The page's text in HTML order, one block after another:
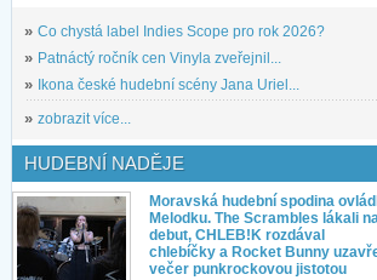
» Co chystá label Indies Scope pro rok 2026?
» Patnáctý ročník cen Vinyla zveřejnil...
»
Ikona české hudební scény Jana Uriel...
» zobrazit více...
HUDEBNÍ NADĚJE
Moravská hudební spodina
Melodku. The Scrambles lákali
debut, CHLEB!K rozdával
chlebíčky a Rocket Bunny
večer punkrockovou jistotou